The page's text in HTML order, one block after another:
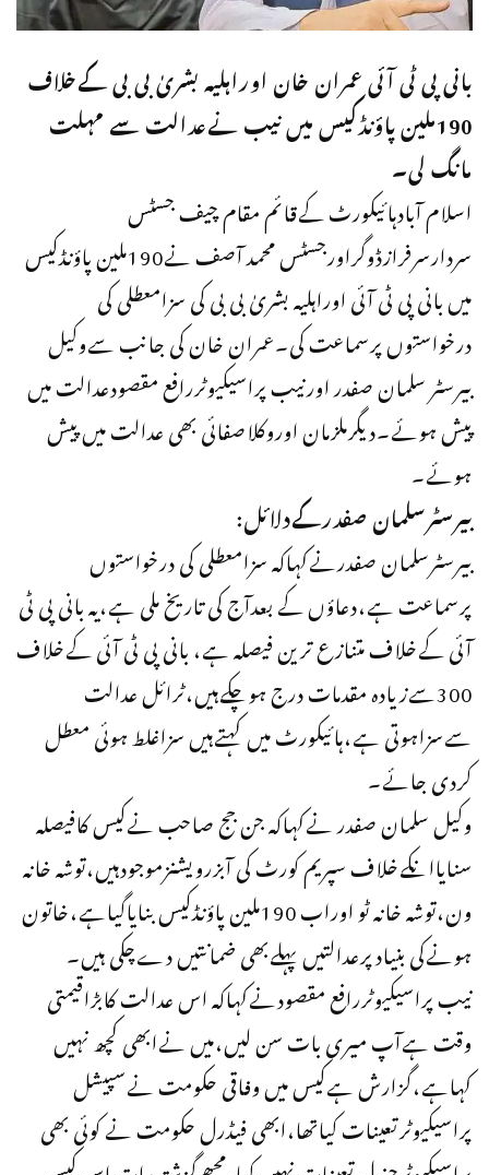
بانی پی ٹی آئی عمران خان اوراہلیہ بشریٰ بی بی کےخلاف
190ملین پاؤنڈکیس میں نیب نےعدالت سے مہلت
مانگ لی۔
اسلام آبادہائیکورٹ کےقائم مقام چیف جسٹس
سردارسرفرازڈوگراورجسٹس محمد آصف نے190ملین پاؤنڈکیس
میں بانی پی ٹی آئی اوراہلیہ بشریٰ بی بی کی سزامعطلی کی
درخواستوں پرسماعت کی۔عمران خان کی جانب سےوکیل
بیرسٹر سلمان صفدر اورنیب پراسیکیوٹررافع مقصودعدالت میں
پیش ہوئے۔دیگرملزمان اوروکلاصفائی بھی عدالت میں پیش
ہوئے۔
بیرسٹرسلمان صفدرکےدلائل:
بیرسٹرسلمان صفدرنےکہاکہ سزامعطلی کی درخواستوں
پرسماعت ہے،دعاؤں کے بعدآج کی تاریخ ملی ہے،یہ بانی پی ٹی
آئی کےخلاف متنازع ترین فیصلہ ہے، بانی پی ٹی آئی کےخلاف
300سےزیادہ مقدمات درج ہوچکےہیں،ٹرائل عدالت
سےسزاہوتی ہے،ہائیکورٹ میں کہتےہیں سزاغلط ہوئی معطل
کردی جائے۔
وکیل سلمان صفدر نےکہاکہ جن جج صاحب نےکیس کافیصلہ
سنایاانکےخلاف سپریم کورٹ کی آبزرویشنزموجودہیں،توشہ خانہ
ون،توشہ خانہ ٹو اوراب 190ملین پاؤنڈکیس بنایاگیاہے،خاتون
ہونےکی بنیادپرعدالتیں پہلےبھی ضمانتیں دےچکی ہیں۔
نیب پراسیکیوٹررافع مقصودنےکہاکہ اس عدالت کابڑاقیمتی
وقت ہےآپ میری بات سن لیں،میں نےابھی کچھ نہیں
کہاہے،گزارش ہےکیس میں وفاقی حکومت نےسپیشل
پراسیکیوٹرتعینات کیاتھا،ابھی فیڈرل حکومت نے کوئی بھی